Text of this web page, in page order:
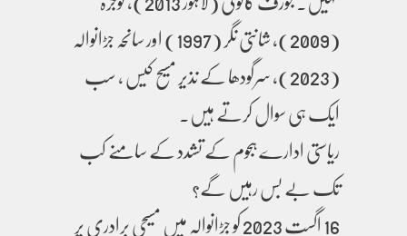
(2009)، شانتی نگر (1997) اور سانحہ جڑانوالہ
(2023)، سرگودھا کے نذیر مسیح کیس ، سب
ایک ہی سوال کرتے ہیں۔
ریاستی ادارے ہجوم کے تشدد کے سامنے کب
تک بے بس رہیں گے؟
16 اگست 2023 کو جڑانوالہ میں مسیحی برادری پر